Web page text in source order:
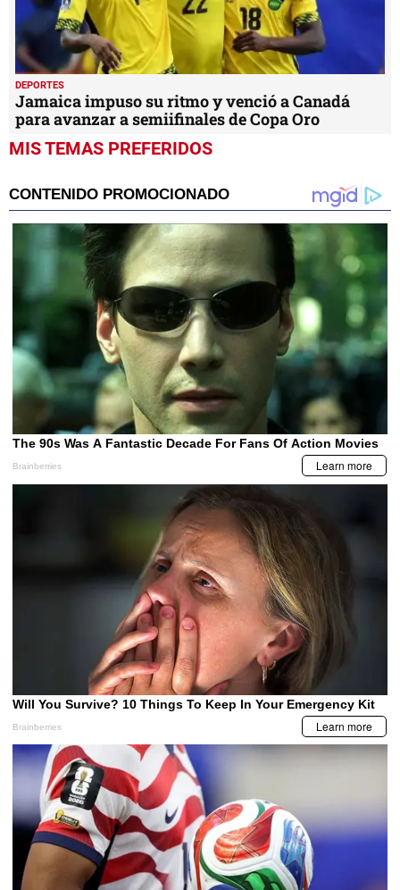
DEPORTES
Jamaica impuso su ritmo y venció a Canadá
para avanzar a semiifinales de Copa Oro
MIS TEMAS PREFERIDOS